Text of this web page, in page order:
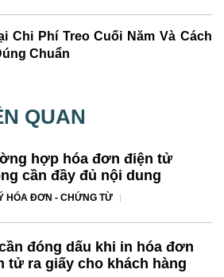
Chi Phí Treo Cuối Năm Và Cách
Chuẩn
QUAN
hợp hóa đơn điện tử
cần đầy đủ nội dung
HÓA ĐƠN - CHỨNG TỪ
đóng dấu khi in hóa đơn
tử ra giấy cho khách hàng